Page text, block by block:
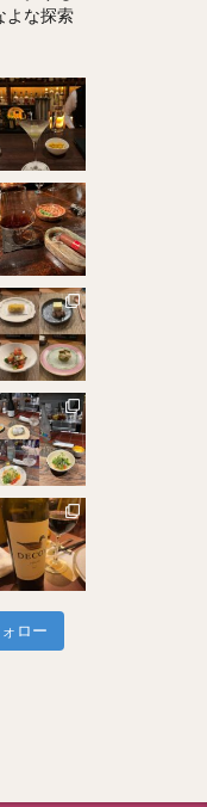
よな探索
ロー